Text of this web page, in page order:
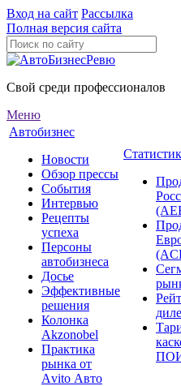
Вход на сайт Рассылка
Полная версия сайта
Свой среди профессионалов
Меню
Автобизнес
Новости
Обзор прессы
События
Интервью
Рецепты
успеха
Персоны
автобизнеса
Досье
Эффективные
решения
Колонка
Akzonobel
Практика
рынка от
Аvito Авто